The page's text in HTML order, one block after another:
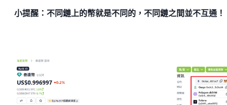
小提醒：不同鏈上的幣就是不同的，不同鏈之間並不互通！